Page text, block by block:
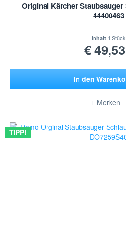
Original Kärcher
44400463
Inhalt 1 Stück
€
In den
Merken
TIPP!